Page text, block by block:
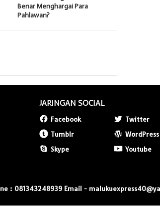
Benar Menghargai Para
Pahlawan?
JARINGAN SOCIAL
Facebook Twitter
Tumblr
WordPress
Skype
Youtube
: 081343248939 Email -